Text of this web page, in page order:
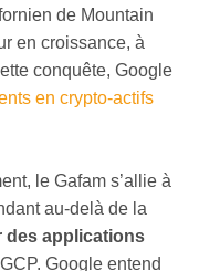
de Mountain
en croissance, à
conquête, Google
en crypto-actifs
le Gafam s’allie à
au-delà de la
des applications
Google entend